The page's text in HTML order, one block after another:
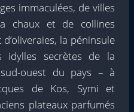
immaculées, de villes
chaux et de collines
la péninsule
idylles secrètes de la
ouest du pays – à
de Kos, Symi et
plateaux parfumés